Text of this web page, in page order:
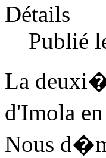
Détails
Publié
La
d'Imola
Nous